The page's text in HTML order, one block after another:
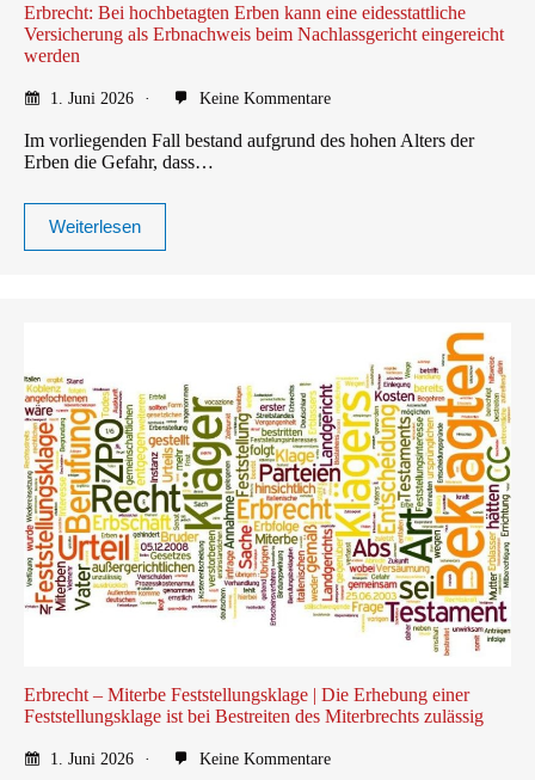
Erbrecht: Bei hochbetagten Erben kann eine eidesstattliche
Versicherung als Erbnachweis beim Nachlassgericht eingereicht
werden
1. Juni 2026 Keine Kommentare
Im vorliegenden Fall bestand aufgrund des hohen Alters der
Erben die Gefahr, dass…
Weiterlesen
Erbrecht – Miterbe Feststellungsklage | Die Erhebung einer
Feststellungsklage ist bei Bestreiten des Miterbrechts zulässig
1. Juni 2026 Keine Kommentare